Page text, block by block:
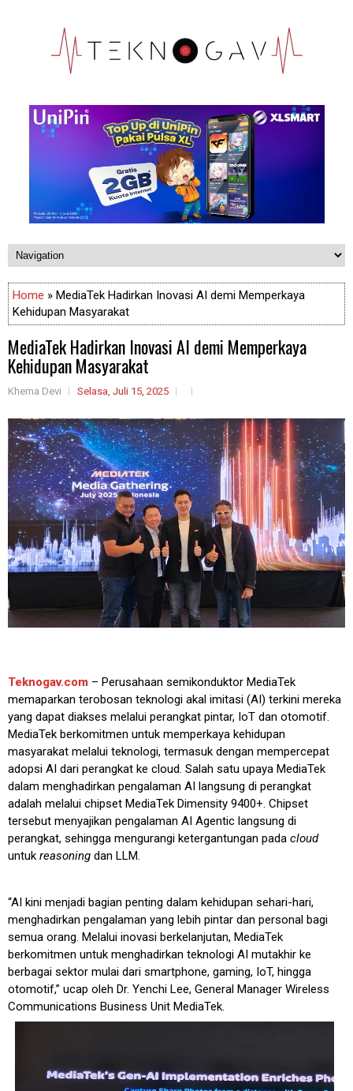
Home » MediaTek Hadirkan Inovasi AI demi Memperkaya
Kehidupan Masyarakat
MediaTek Hadirkan Inovasi AI demi Memperkaya
Kehidupan Masyarakat
Khema Devi Selasa, Juli 15, 2025
Teknogav.com – Perusahaan semikonduktor MediaTek
memaparkan terobosan teknologi akal imitasi (AI) terkini mereka
yang dapat diakses melalui perangkat pintar, IoT dan otomotif.
MediaTek berkomitmen untuk memperkaya kehidupan
masyarakat melalui teknologi, termasuk dengan mempercepat
adopsi AI dari perangkat ke cloud. Salah satu upaya MediaTek
dalam menghadirkan pengalaman AI langsung di perangkat
adalah melalui chipset MediaTek Dimensity 9400+. Chipset
tersebut menyajikan pengalaman AI Agentic langsung di
perangkat, sehingga mengurangi ketergantungan pada cloud
untuk reasoning dan LLM.
“AI kini menjadi bagian penting dalam kehidupan sehari-hari,
menghadirkan pengalaman yang lebih pintar dan personal bagi
semua orang. Melalui inovasi berkelanjutan, MediaTek
berkomitmen untuk menghadirkan teknologi AI mutakhir ke
berbagai sektor mulai dari smartphone, gaming, IoT, hingga
otomotif,” ucap oleh Dr. Yenchi Lee, General Manager Wireless
Communications Business Unit MediaTek.